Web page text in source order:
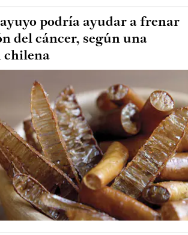
podría ayudar a frenar
del cáncer, según una
chilena